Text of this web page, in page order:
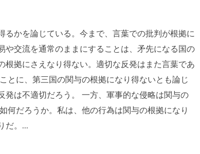
かを論じている。今まで、言葉での批判が根拠に
や交流を通常のままにすることは、矛先になる国の
根拠にさえなり得ない。適切な反発はまた言葉であ
とに、第三国の関与の根拠になり得ないとも論じ
は不適切だろう。 一方、軍事的な侵略は関与の
何だろうか。私は、他の行為は関与の根拠になり
だ。...